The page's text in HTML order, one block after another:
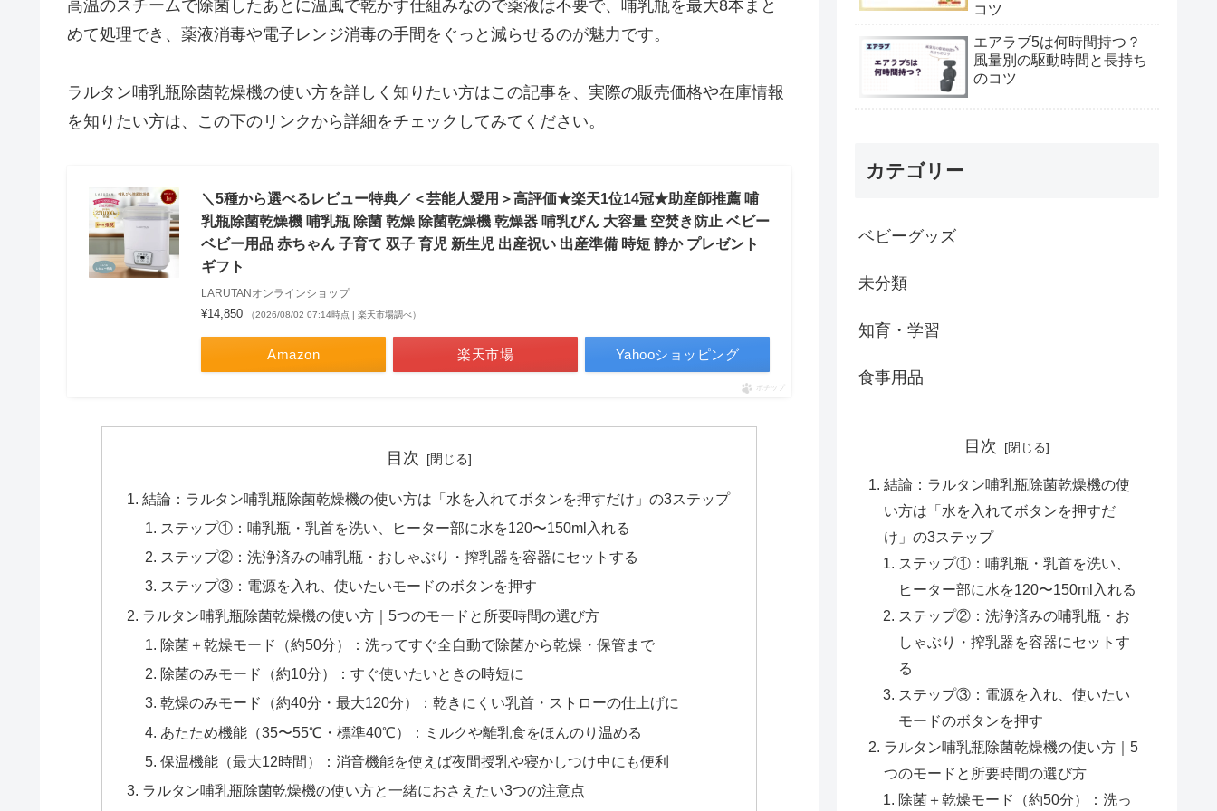
高温のスチームで除菌したあとに温風で乾かす仕組みなので薬液は不要で、哺乳瓶を最大8本まと
めて処理でき、薬液消毒や電子レンジ消毒の手間をぐっと減らせるのが魅力です。
ラルタン哺乳瓶除菌乾燥機の使い方を詳しく知りたい方はこの記事を、実際の販売価格や在庫情報
を知りたい方は、この下のリンクから詳細をチェックしてみてください。
＼5種から選べるレビュー特典／＜芸能人愛用＞高評価★楽天1位14冠★助産師推薦 哺
乳瓶除菌乾燥機 哺乳瓶 除菌 乾燥 除菌乾燥機 乾燥器 哺乳びん 大容量 空焚き防止 ベビー
ベビー用品 赤ちゃん 子育て 双子 育児 新生児 出産祝い 出産準備 時短 静か プレゼント
ギフト
LARUTANオンラインショップ
¥14,850 （2026/08/02 07:14時点 | 楽天市場調べ）
Amazon 楽天市場 Yahooショッピング
ポチップ
目次
結論：ラルタン哺乳瓶除菌乾燥機の使い方は「水を入れてボタンを押すだけ」の3ステップ
ステップ①：哺乳瓶・乳首を洗い、ヒーター部に水を120〜150ml入れる
ステップ②：洗浄済みの哺乳瓶・おしゃぶり・搾乳器を容器にセットする
ステップ③：電源を入れ、使いたいモードのボタンを押す
ラルタン哺乳瓶除菌乾燥機の使い方｜5つのモードと所要時間の選び方
除菌＋乾燥モード（約50分）：洗ってすぐ全自動で除菌から乾燥・保管まで
除菌のみモード（約10分）：すぐ使いたいときの時短に
乾燥のみモード（約40分・最大120分）：乾きにくい乳首・ストローの仕上げに
あたため機能（35〜55℃・標準40℃）：ミルクや離乳食をほんのり温める
保温機能（最大12時間）：消音機能を使えば夜間授乳や寝かしつけ中にも便利
ラルタン哺乳瓶除菌乾燥機の使い方と一緒におさえたい3つの注意点
コツ
エアラブ5は何時間持つ？
風量別の駆動時間と長持ち
のコツ
カテゴリー
ベビーグッズ
未分類
知育・学習
食事用品
目次
結論：ラルタン哺乳瓶除菌乾燥機の使
い方は「水を入れてボタンを押すだ
け」の3ステップ
ステップ①：哺乳瓶・乳首を洗い、
ヒーター部に水を120〜150ml入れる
ステップ②：洗浄済みの哺乳瓶・お
しゃぶり・搾乳器を容器にセットす
る
ステップ③：電源を入れ、使いたい
モードのボタンを押す
ラルタン哺乳瓶除菌乾燥機の使い方｜5
つのモードと所要時間の選び方
除菌＋乾燥モード（約50分）：洗っ